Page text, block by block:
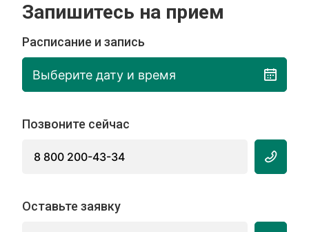
Запишитесь на прием
Расписание и запись
Выберите дату и время
Позвоните сейчас
8 800 200-43-34
Оставьте заявку